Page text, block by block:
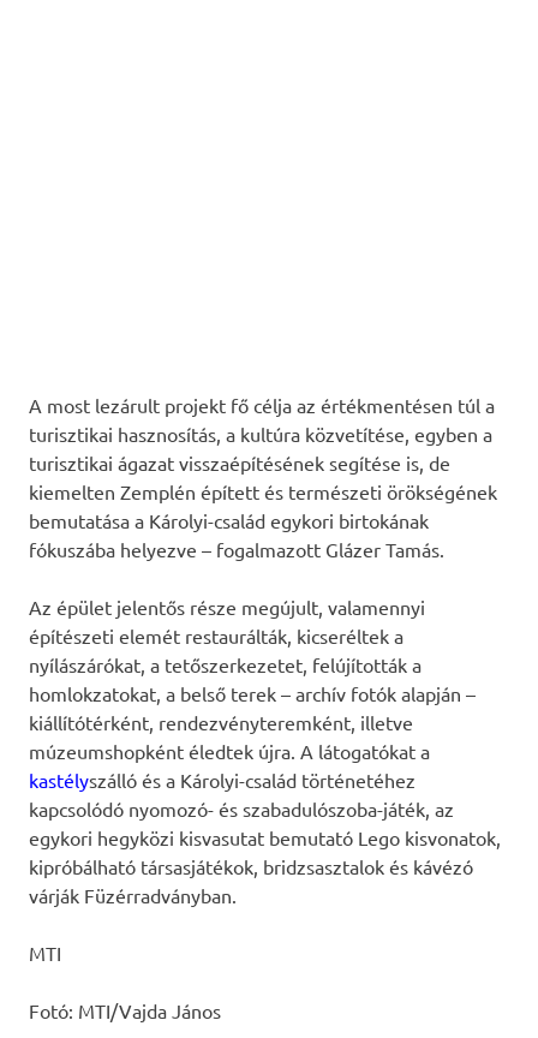
A most lezárult projekt fő célja az értékmentésen túl a
turisztikai hasznosítás, a kultúra közvetítése, egyben a
turisztikai ágazat visszaépítésének segítése is, de
kiemelten Zemplén épített és természeti örökségének
bemutatása a Károlyi-család egykori birtokának
fókuszába helyezve – fogalmazott Glázer Tamás.
Az épület jelentős része megújult, valamennyi
építészeti elemét restaurálták, kicseréltek a
nyílászárókat, a tetőszerkezetet, felújították a
homlokzatokat, a belső terek – archív fotók alapján –
kiállítótérként, rendezvényteremként, illetve
múzeumshopként éledtek újra. A látogatókat a
kastélyszálló és a Károlyi-család történetéhez
kapcsolódó nyomozó- és szabadulószoba-játék, az
egykori hegyközi kisvasutat bemutató Lego kisvonatok,
kipróbálható társasjátékok, bridzsasztalok és kávézó
várják Füzérradványban.
MTI
Fotó: MTI/Vajda János